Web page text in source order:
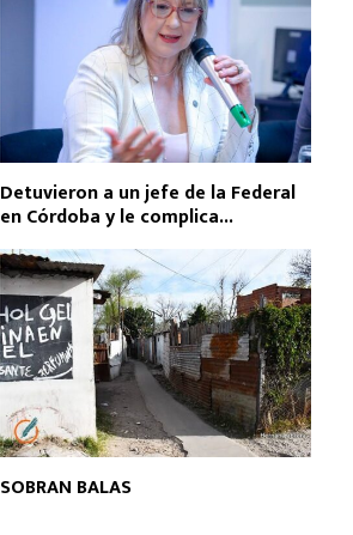
Detuvieron a un jefe de la Federal
en Córdoba y le complica...
SOBRAN BALAS